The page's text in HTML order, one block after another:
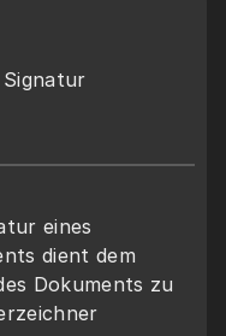
eines
dient dem
Dokuments zu